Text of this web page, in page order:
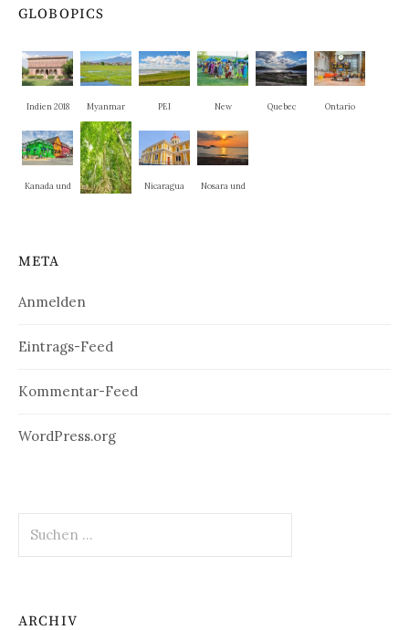
GLOBOPICS
Indien 2018 Myanmar PEI
New
Quebec Ontario
Kanada und
Nicaragua
Nosara und
META
Anmelden
Eintrags-Feed
Kommentar-Feed
WordPress.org
nach:
ARCHIV